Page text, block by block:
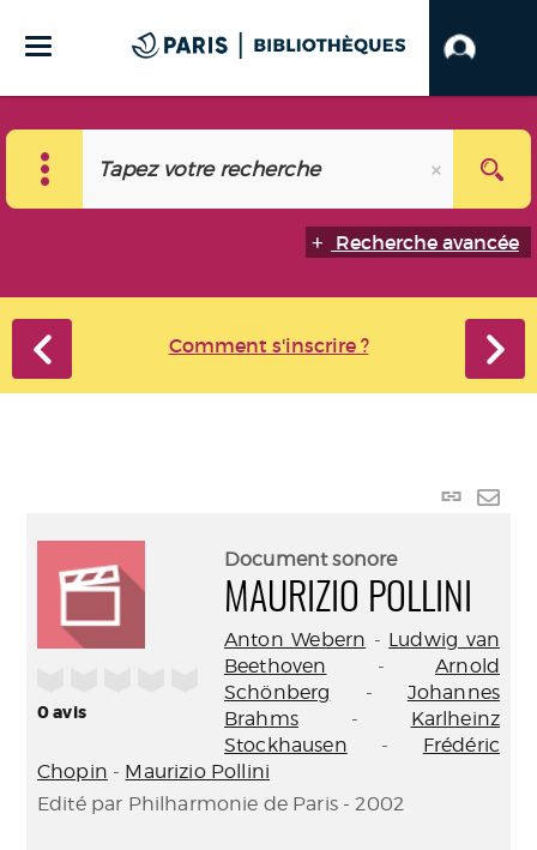
Recherche avancée
Comment s'inscrire ?
Lien
0avis
Document sonore
MAURIZIO POLLINI
Anton Webern - Ludwig van
Beethoven -Arnold
Schönberg - Johannes
Brahms- Karlheinz
Stockhausen - Frédéric
Chopin - Maurizio Pollini
Edité par Philharmonie de Paris - 2002